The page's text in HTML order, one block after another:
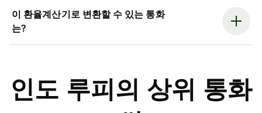
이 환율계산기로 변환할 수 있는 통화
는?
인도 루피의 상위 통화